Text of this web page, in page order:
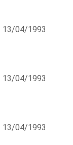
13/04/1993
13/04/1993
13/04/1993